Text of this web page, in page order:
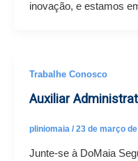
inovação, e estamos
Trabalhe Conosco
Auxiliar
pliniomaia / 23 de março
Junte-se à DoMaia